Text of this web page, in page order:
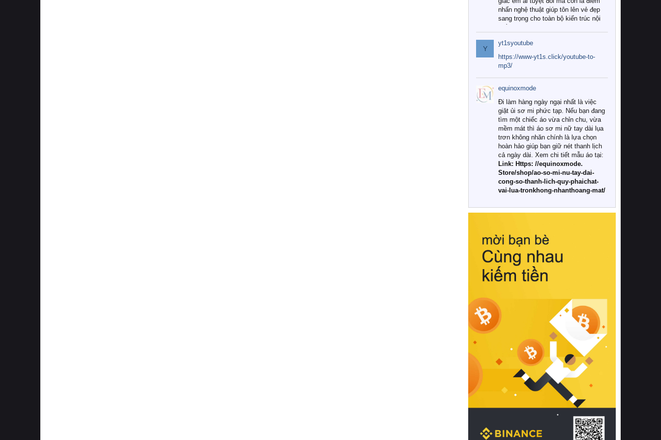
nhấn nghệ thuật giúp tôn lên vẻ đẹp
sang trọng cho toàn bộ kiến trúc nội
Tuy nhiên, giữa thị trường đa dạng
với vô vàn thương hiệu và mẫu mã
như hiện nay, làm thế nào để chọn
được những bộ chăn ga gối đệm cao
cấp thực sự chất lượng, phù hợp với
khí hậu và nhu cầu sử dụng của gia
đình? Hãy cùng chúng tôi đi tìm lời
giải đáp chi tiết qua bài viết dưới đây.
1. Tại sao các gia đình hiện đại lại ưa
chuộng chăn ga gối đệm cao cấp?
Khác với các dòng sản phẩm thông
thường, những bộ chăn ga gối đệm
cao cấp trải qua quy trình sản xuất
nghiêm ngặt từ khâu chọn lọc nguyên
liệu tự nhiên đến công nghệ dệt
nhuộm hiện đại không chứa hóa chất
này, bạn sẽ cảm nhận rõ rệt sự khác
hồi chuẩn xác của phần đệm nâng đỡ
cột sống.
Bên cạnh đó, việc lựa chọn các dòng
sản phẩm đạt chuẩn chất lượng quốc
tế còn giúp ngăn ngừa tình trạng kích
khuẩn và nấm mốc trong điều kiện
thời tiết nóng ẩm. Bạn có thể tìm hiểu
thêm các nghiên cứu khoa học về tác
động của giấc ngủ và môi trường
phòng ngủ đối với sức khỏe con
người tại Sleep Foundation (External
Link) để có cái nhìn toàn diện hơn.
2. Các tiêu chí vàng khi lựa chọn
chăn ga gối đệm cao cấp cho phòng
ngủ
Để sở hữu một bộ chăn ga gối đệm
cao cấp hoàn hảo cả về thẩm mỹ lẫn
công năng, người tiêu dùng cần cân
nhắc kỹ lưỡng các tiêu chí quan trọng
Y
yt1syoutube
https://www-yt1s.click/youtube-to-
mp3/
equinoxmode
Đi làm hàng ngày ngại nhất là việc
giặt ủi sơ mi phức tạp. Nếu bạn đang
tìm một chiếc áo vừa chỉn chu, vừa
mềm mát thì áo sơ mi nữ tay dài lụa
trơn không nhăn chính là lựa chọn
hoàn hảo giúp bạn giữ nét thanh lịch
cả ngày dài. Xem chi tiết mẫu áo tại:
Link: Https: //equinoxmode.
Store/shop/ao-so-mi-nu-tay-dai-
cong-so-thanh-lich-quy-phaichat-
vai-lua-tronkhong-nhanthoang-mat/